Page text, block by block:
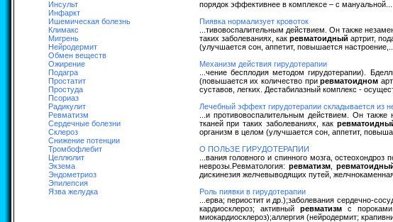
Инсульт
Инфаркт
Ишемическая болезнь
Климакс
Мигрень
Нейродермит
Обмен веществ
Ожирение
Подагра
Простатит
Простуда
Псориаз
Радикулит
Ревматизм
Сердечные болезни
Склероз
Снижение потенции
Тромбофлебит
Целлюлит
Экзема
Эндометриоз
Эпилепсия
Язва желудка
порядок эффективнее в комплексе – с мануальной...
Пиявка нормализует кровоток
...тивовоспалительным действием. Он также
таких заболеваниях, как ревматоидный артрит,
(улучшается сон, аппетит, повышается настроение,...
Механизм действия гирудотерапии
...чение бесплодия методом гирудотерапии).
(повышается их количество приревматоидном
суставов, легких. Дестабилазный комплекс -
Лечебный эффект гирудотерапии складывается из
...и противовоспалительным действием. Он
тканей при таких заболеваниях, как
организм в целом (улучшается сон, аппетит,
О ПОЛЬЗЕ ГИРУДОТЕРАПИИ
...вания головного и спинного мозга,
неврозы.Ревматология: ревматизм,
дискинезия желчевыводящих путей,
Роль пиявки в гирудотерапии
...ерва; периостит и др.);заболевания сердечно-
кардиосклероз; активный ревматизмс пороками
миокардиосклероз);аллергия (нейродермит;